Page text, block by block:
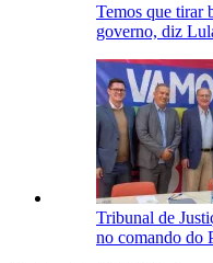
Temos que tirar
governo, diz
Tribunal de
no comando do